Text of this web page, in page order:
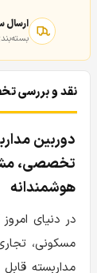
ارسال
نقد و بررسی
تخصصی،
هوشمندانه
در دنیای
مسکونی،
مداربسته قابل